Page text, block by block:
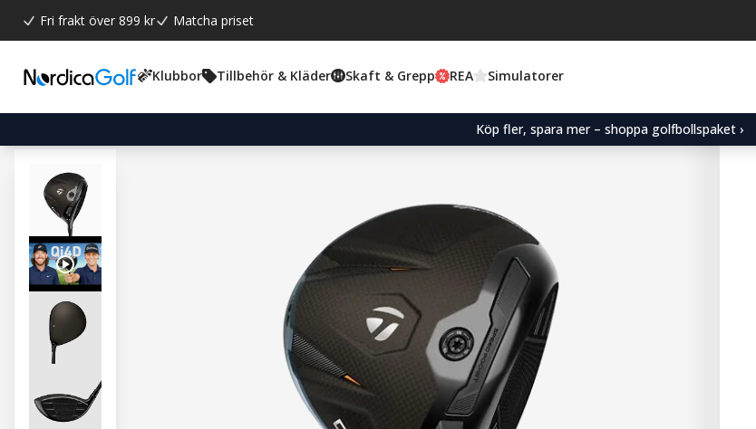
Fri frakt över 899 kr Matcha priset
Klubbor Tillbehör & Kläder Skaft & Grepp REA Simulatorer
Köp fler, spara mer – shoppa golfbollspaket ›